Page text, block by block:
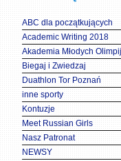
ABC dla początkujących
Academic Writing 2018
Akademia Młodych
Biegaj i Zwiedzaj
Duathlon Tor Poznań
inne sporty
Kontuzje
Meet Russian Girls
Nasz Patronat
NEWSY